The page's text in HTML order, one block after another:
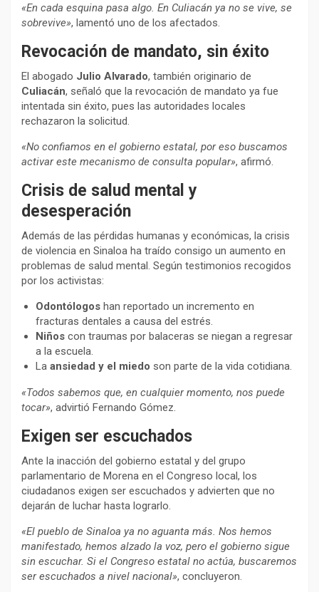
«En cada esquina pasa algo. En Culiacán ya no se vive, se
sobrevive», lamentó uno de los afectados.
Revocación de mandato, sin éxito
El abogado Julio Alvarado, también originario de
Culiacán, señaló que la revocación de mandato ya fue
intentada sin éxito, pues las autoridades locales
rechazaron la solicitud.
«No confiamos en el gobierno estatal, por eso buscamos
activar este mecanismo de consulta popular», afirmó.
Crisis de salud mental y
desesperación
Además de las pérdidas humanas y económicas, la crisis
de violencia en Sinaloa ha traído consigo un aumento en
problemas de salud mental. Según testimonios recogidos
por los activistas:
Odontólogos han reportado un incremento en
fracturas dentales a causa del estrés.
Niños con traumas por balaceras se niegan a regresar
a la escuela.
La ansiedad y el miedo son parte de la vida cotidiana.
«Todos sabemos que, en cualquier momento, nos puede
tocar», advirtió Fernando Gómez.
Exigen ser escuchados
Ante la inacción del gobierno estatal y del grupo
parlamentario de Morena en el Congreso local, los
ciudadanos exigen ser escuchados y advierten que no
dejarán de luchar hasta lograrlo.
«El pueblo de Sinaloa ya no aguanta más. Nos hemos
manifestado, hemos alzado la voz, pero el gobierno sigue
sin escuchar. Si el Congreso estatal no actúa, buscaremos
ser escuchados a nivel nacional», concluyeron.